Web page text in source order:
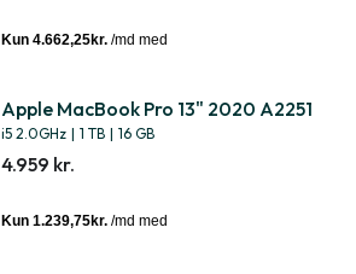
Apple MacBook Pro 13" 2020 A2251
i5 2.0GHz | 1 TB | 16 GB
4.959 kr.